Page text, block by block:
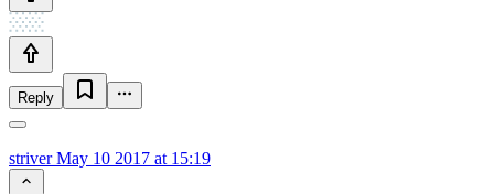
Reply
striverMay 10 2017 at 15:19